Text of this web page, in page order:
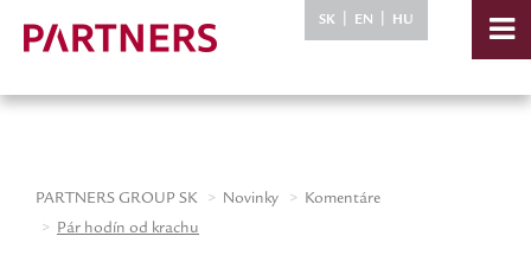
SK EN HU
PARTNERS GROUP SK Novinky
Komentáre
Pár hodín od krachu